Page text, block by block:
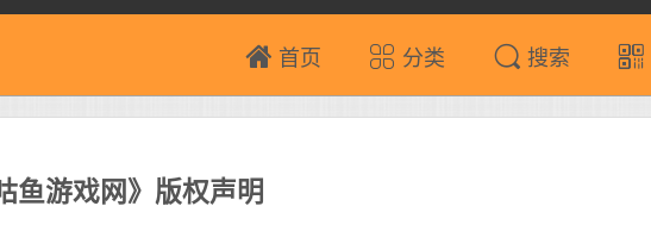
搜索
分类
首页
鱼游戏网》版权声明